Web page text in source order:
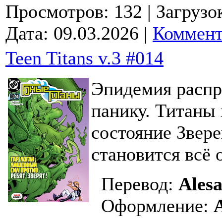
Просмотров: 132 |
Дата: 09.03.2026 |
Teen Titans v.3 #014
Эпидемия
панику. Титаны
состояние
становится всё
Перевод:
Оформление: